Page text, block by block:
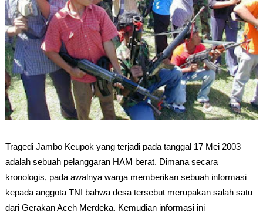
Tragedi Jambo Keupok yang terjadi pada tanggal 17 Mei 2003
adalah sebuah pelanggaran HAM berat. Dimana secara
kronologis, pada awalnya warga memberikan sebuah informasi
kepada anggota TNI bahwa desa tersebut merupakan salah satu
dari Gerakan Aceh Merdeka. Kemudian informasi ini